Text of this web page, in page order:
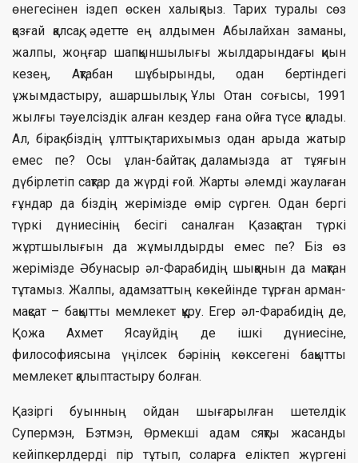
өнегесінен іздеп өскен халықпыз. Тарих туралы сөз
қозғай қалсақ, әдетте ең алдымен Абылайхан заманы,
жалпы, жоңғар шапқыншылығы жылдарындағы қиын
кезең, Ақтабан шұбырынды, одан бертіндегі
ұжымдастыру, ашаршылық, Ұлы Отан соғысы, 1991
жылғы тәуелсіздік алған кездер ғана ойға түсе қалады.
Ал, бірақ біздің ұлттық тарихымыз одан арыда жатыр
емес пе? Осы ұлан-байтақ даламызда ат тұяғын
дүбірлетіп сақтар да жүрді ғой. Жарты әлемді жаулаған
ғұндар да біздің жерімізде өмір сүрген. Одан бергі
түркі дүниесінің бесігі саналған Қазақстан түркі
жұртшылығын да жұмылдырды емес пе? Біз өз
жерімізде Әбунасыр әл-Фарабидің шыққанын да мақтан
тұтамыз. Жалпы, адамзаттың көкейінде тұрған арман-
мақсат – бақытты мемлекет құру. Егер әл-Фарабидің де,
Қожа Ахмет Ясауйдің де ішкі дүниесіне,
философиясына үңілсек бәрінің көксегені бақытты
мемлекет қалыптастыру болған.
Қазіргі буынның ойдан шығарылған шетелдік
Супермэн, Бэтмэн, Өрмекші адам сяқты жасанды
кейіпкерлдерді пір тұтып, соларға еліктеп жүргені